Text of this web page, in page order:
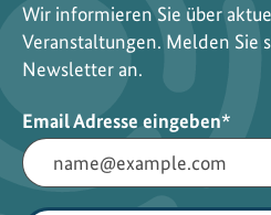
Wir informieren Sie über
Veranstaltungen. Melden Sie
Newsletter an.
Email Adresse eingeben*